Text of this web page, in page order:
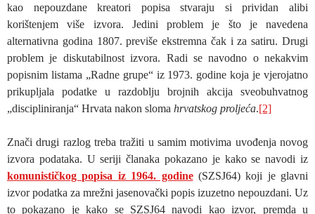
kao nepouzdane kreatori popisa stvaraju si prividan alibi
korištenjem više izvora. Jedini problem je što je navedena
alternativna godina 1807. previše ekstremna čak i za satiru. Drugi
problem je diskutabilnost izvora. Radi se navodno o nekakvim
popisnim listama „Radne grupe“ iz 1973. godine koja je vjerojatno
prikupljala podatke u razdoblju brojnih akcija sveobuhvatnog
„discipliniranja“ Hrvata nakon sloma hrvatskog proljeća.[2]
Znači drugi razlog treba tražiti u samim motivima uvođenja novog
izvora podataka. U seriji članaka pokazano je kako se navodi iz
komunističkog popisa iz 1964. godine(SZSJ64) koji je glavni
izvor podatka za mrežni jasenovački popis izuzetno nepouzdani. Uz
to pokazano je kako se SZSJ64 navodi kao izvor, premda u